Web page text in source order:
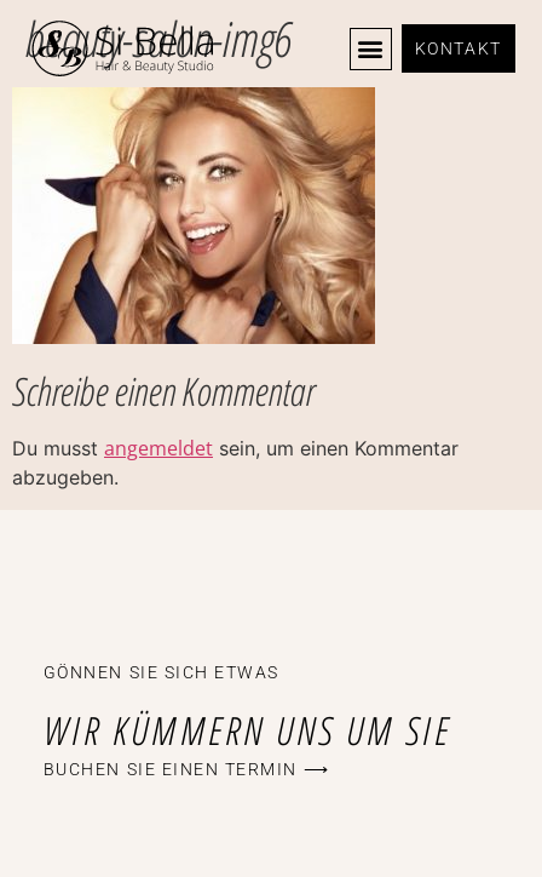
KONTAKT
beauty-salon-img6
Schreibe einen Kommentar
Du musst angemeldet sein, um einen Kommentar
abzugeben.
GÖNNEN SIE SICH ETWAS
WIR KÜMMERN UNS UM SIE
BUCHEN SIE EINEN TERMIN ⟶